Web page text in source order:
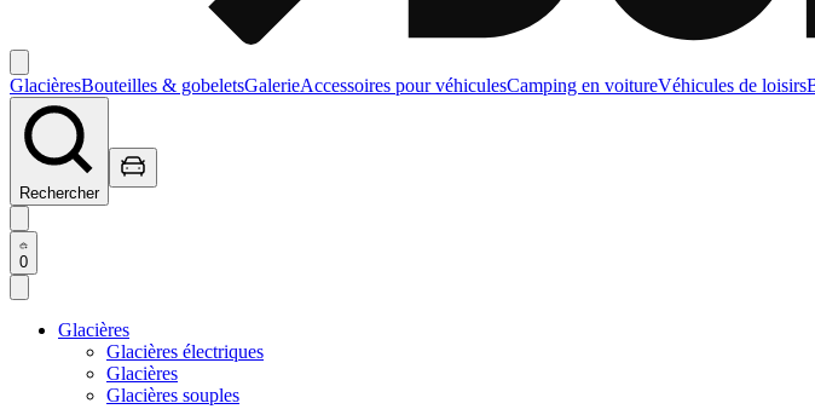
GlacièresBouteilles & gobeletsGalerieAccessoires pour véhiculesCamping en voitureVéhicules de loisirs
Rechercher
0
Glacières
Glacières électriques
Glacières
Glacières souples